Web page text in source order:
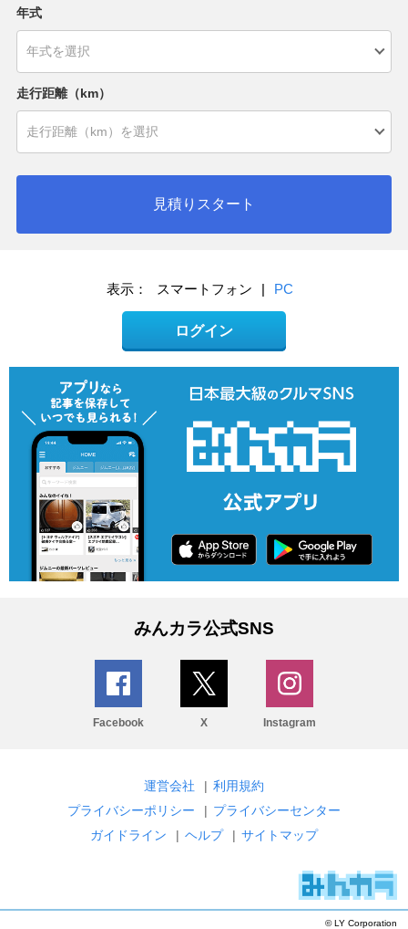
年式
走行距離（km）
見積りスタート
表示： スマートフォン | PC
ログイン
みんカラ公式SNS
Facebook X Instagram
運営会社 | 利用規約
プライバシーポリシー
| プライバシーセンター
ガイドライン
| ヘルプ | サイトマップ
© LY Corporation